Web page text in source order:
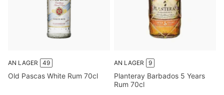
AN LAGER 49
Old Pascas White Rum 70cl
AN LAGER 9
Planteray Barbados 5 Years
Rum 70cl